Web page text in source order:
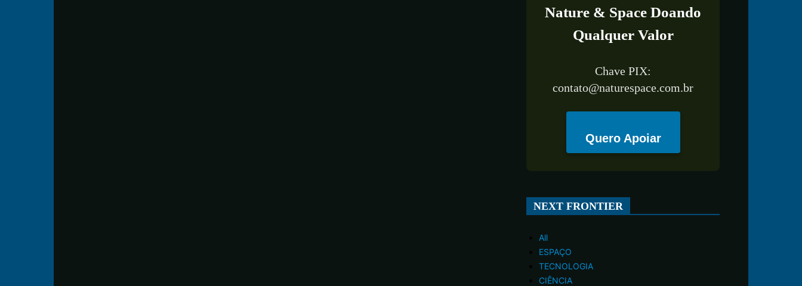
Nature & Space Doando
Qualquer Valor
Chave PIX:
contato@naturespace.com.br
Quero Apoiar
NEXT FRONTIER
All
ESPAÇO
TECNOLOGIA
CIÊNCIA